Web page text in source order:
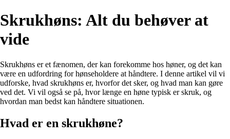
Skrukhøns: Alt du behøver at
vide
Skrukhøns er et fænomen, der kan forekomme hos høner, og det kan
være en udfordring for hønseholdere at håndtere. I denne artikel vil vi
udforske, hvad skrukhøns er, hvorfor det sker, og hvad man kan gøre
ved det. Vi vil også se på, hvor længe en høne typisk er skruk, og
hvordan man bedst kan håndtere situationen.
Hvad er en skrukhøne?